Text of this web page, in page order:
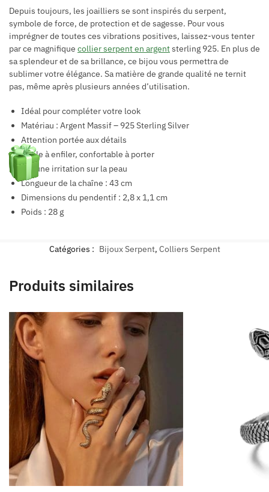
Depuis toujours, les joailliers se sont inspirés du serpent,
symbole de force, de protection et de sagesse. Pour vous
imprégner de toutes ces vibrations positives, laissez-vous tenter
par ce magnifique collier serpent en argentsterling 925. En plus de
sa splendeur et de sa brillance, ce bijou vous permettra de
sublimer votre élégance. Sa matière de grande qualité ne ternit
pas, même après plusieurs années d’utilisation.
Idéal pour compléter votre look
Matériau : Argent Massif – 925 Sterling Silver
Attention portée aux détails
Facile à enfiler, confortable à porter
Aucune irritation sur la peau
Longueur de la chaîne : 43 cm
Dimensions du pendentif : 2,8 x 1,1 cm
Poids : 28 g
Catégories : Bijoux Serpent, Colliers Serpent
Produits similaires